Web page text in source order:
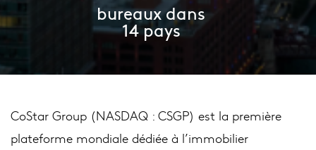
bureaux dans
14 pays
CoStar Group (NASDAQ : CSGP) est la première
plateforme mondiale dédiée à l’immobilier